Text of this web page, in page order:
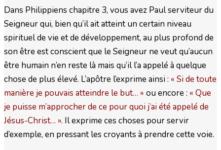
Dans Philippiens chapitre 3, vous avez Paul serviteur du
Seigneur qui, bien qu’il ait atteint un certain niveau
spirituel de vie et de développement, au plus profond de
son être est conscient que le Seigneur ne veut qu’aucun
être humain n’en reste là mais qu’il l’a appelé à quelque
chose de plus élevé. L’apôtre l’exprime ainsi : « Si de toute
manière je pouvais atteindre le but… » ou encore : « Que
je puisse m’approcher de ce pour quoi j’ai été appelé de
Jésus-Christ… ». Il exprime ces choses pour servir
d’exemple, en pressant les croyants à prendre cette voie.